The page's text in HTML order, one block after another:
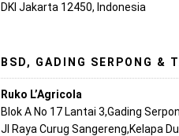
DKI Jakarta 12450, Indonesia
BSD, GADING SERPONG &
Ruko L’Agricola
Blok A No 17 Lantai 3,Gading
Jl Raya Curug Sangereng,Kelapa